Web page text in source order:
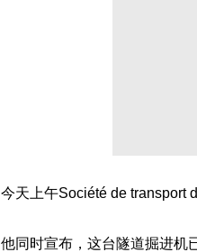
今天上午Société de transport
他同时宣布，这台隧道掘进机